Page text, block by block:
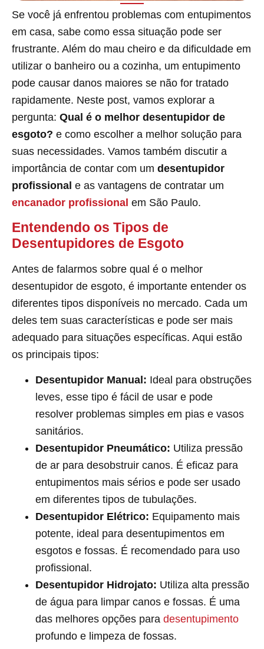
Se você já enfrentou problemas com entupimentos
em casa, sabe como essa situação pode ser
frustrante. Além do mau cheiro e da dificuldade em
utilizar o banheiro ou a cozinha, um entupimento
pode causar danos maiores se não for tratado
rapidamente. Neste post, vamos explorar a
pergunta: Qual é o melhor desentupidor de
esgoto? e como escolher a melhor solução para
suas necessidades. Vamos também discutir a
importância de contar com um desentupidor
profissional e as vantagens de contratar um
encanador profissional em São Paulo.
Entendendo os Tipos de
Desentupidores de Esgoto
Antes de falarmos sobre qual é o melhor
desentupidor de esgoto, é importante entender os
diferentes tipos disponíveis no mercado. Cada um
deles tem suas características e pode ser mais
adequado para situações específicas. Aqui estão
os principais tipos:
Desentupidor Manual: Ideal para obstruções
leves, esse tipo é fácil de usar e pode
resolver problemas simples em pias e vasos
sanitários.
Desentupidor Pneumático: Utiliza pressão
de ar para desobstruir canos. É eficaz para
entupimentos mais sérios e pode ser usado
em diferentes tipos de tubulações.
Desentupidor Elétrico: Equipamento mais
potente, ideal para desentupimentos em
esgotos e fossas. É recomendado para uso
profissional.
Desentupidor Hidrojato: Utiliza alta pressão
de água para limpar canos e fossas. É uma
das melhores opções para desentupimento
profundo e limpeza de fossas.